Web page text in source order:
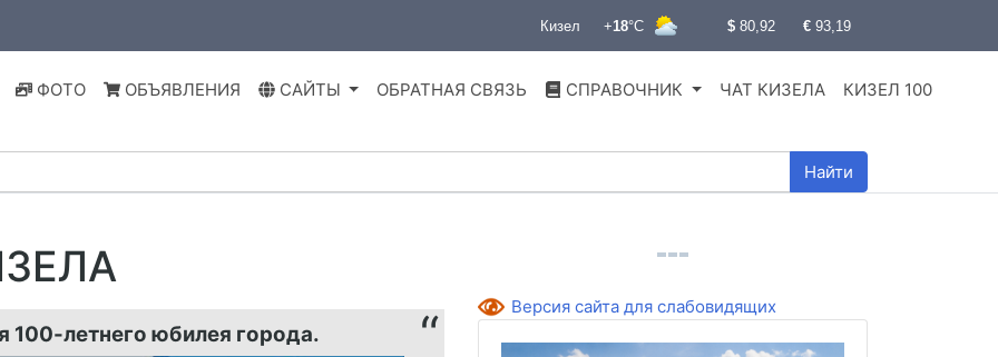
ФОТО ОБЪЯВЛЕНИЯ САЙТЫ ОБРАТНАЯ СВЯЗЬ СПРАВОЧНИК ЧАТ КИЗЕЛА КИЗЕЛ 100
Найти
100-летнего юбилея города.
Версия сайта для слабовидящих